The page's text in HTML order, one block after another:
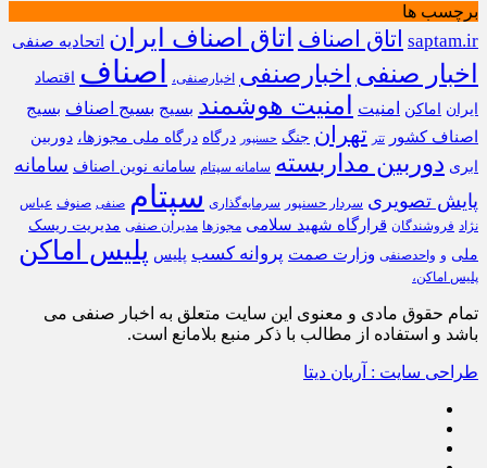
برچسب ها
saptam.ir اتاق اصناف اتاق اصناف ایران اتحادیه صنفی
اخبار صنفی اخبارصنفی اخبارصنفی، اصناف
اقتصاد
ایران
اماکن امنیت امنیت هوشمند بسیج بسیج اصناف بسیج
اصناف کشور
تتر تهران جنگ حسنپور درگاه درگاه ملی مجوزها، دوربین
ابری دوربین مداربسته سامانه سپتام سامانه نوین اصناف سامانه
پایش تصویری سردار حسنپور سرمایه‌گذاری سپتام صنفی صنوف عباس
نژاد فروشندگان قرارگاه شهید سلامی مجوزها مدیران صنفی مدیریت ریسک
ملی و واحدصنفی وزارت صمت پروانه کسب پلیس پلیس اماکن
پلیس اماکن،
تمام حقوق مادی و معنوی این سایت متعلق به اخبار صنفی می
باشد و استفاده از مطالب با ذکر منبع بلامانع است.
طراحی سایت : آریان دیتا